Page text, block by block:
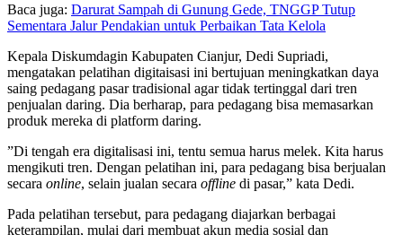
Baca juga: Darurat Sampah di Gunung Gede, TNGGP Tutup
Sementara Jalur Pendakian untuk Perbaikan Tata Kelola
‎Kepala Diskumdagin Kabupaten Cianjur, Dedi Supriadi,
mengatakan pelatihan digitaisasi ini bertujuan meningkatkan daya
saing pedagang pasar tradisional agar tidak tertinggal dari tren
penjualan daring. Dia berharap, para pedagang bisa memasarkan
produk mereka di platform daring.
‎”Di tengah era digitalisasi ini, tentu semua harus melek. Kita harus
mengikuti tren. Dengan pelatihan ini, para pedagang bisa berjualan
secara online, selain jualan secara offline di pasar,” kata Dedi.
‎Pada pelatihan tersebut, para pedagang diajarkan berbagai
keterampilan, mulai dari membuat akun media sosial dan